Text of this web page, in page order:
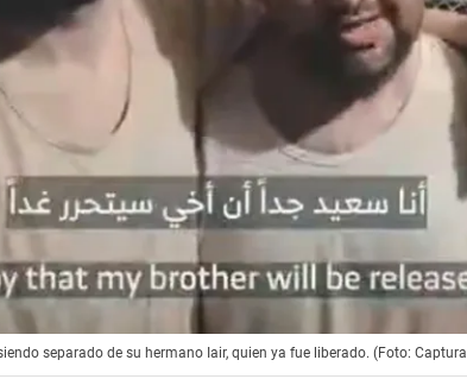
separado de su hermano Iair, quien ya fue liberado. (Foto: